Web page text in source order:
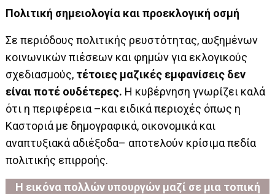
Πολιτική σημειολογία και προεκλογική οσμή
Σε περιόδους πολιτικής ρευστότητας, αυξημένων
κοινωνικών πιέσεων και φημών για εκλογικούς
σχεδιασμούς, τέτοιες μαζικές εμφανίσεις δεν
είναι ποτέ ουδέτερες. Η κυβέρνηση γνωρίζει καλά
ότι η περιφέρεια –και ειδικά περιοχές όπως η
Καστοριά με δημογραφικά, οικονομικά και
αναπτυξιακά αδιέξοδα– αποτελούν κρίσιμα πεδία
πολιτικής επιρροής.
Η εικόνα πολλών υπουργών μαζί σε μια τοπική